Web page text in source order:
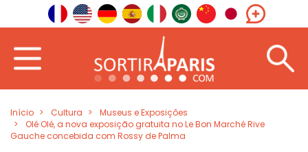
Início Cultura
Museus e Exposições
Olé Olé, a nova exposição gratuita no Le Bon Marché Rive
Gauche concebida com Rossy de Palma